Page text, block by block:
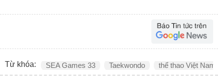
Từ khóa: SEA Games 33 Taekwondo thể thao Việt Nam